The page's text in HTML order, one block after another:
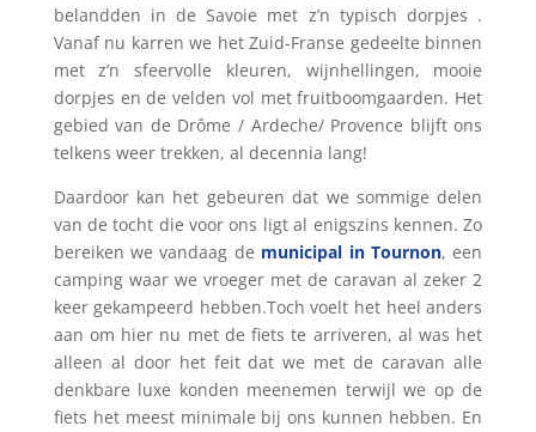
belandden in de Savoie met z’n typisch dorpjes .
Vanaf nu karren we het Zuid-Franse gedeelte binnen
met z’n sfeervolle kleuren, wijnhellingen, mooie
dorpjes en de velden vol met fruitboomgaarden. Het
gebied van de Drôme / Ardeche/ Provence blijft ons
telkens weer trekken, al decennia lang!
Daardoor kan het gebeuren dat we sommige delen
van de tocht die voor ons ligt al enigszins kennen. Zo
bereiken we vandaag de municipal in Tournon, een
camping waar we vroeger met de caravan al zeker 2
keer gekampeerd hebben.Toch voelt het heel anders
aan om hier nu met de fiets te arriveren, al was het
alleen al door het feit dat we met de caravan alle
denkbare luxe konden meenemen terwijl we op de
fiets het meest minimale bij ons kunnen hebben. En